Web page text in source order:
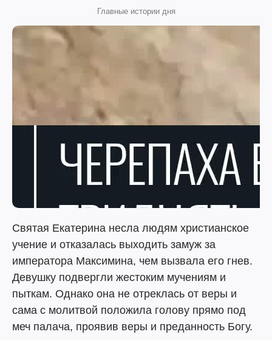
Главные истории дня
Святая Екатерина несла людям христианское
учение и отказалась выходить замуж за
императора Максимина, чем вызвала его гнев.
Девушку подвергли жестоким мучениям и
пыткам. Однако она не отреклась от веры и
сама с молитвой положила голову прямо под
меч палача, проявив веры и преданность Богу.